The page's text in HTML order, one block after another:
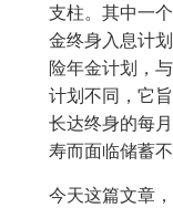
支柱。其中一
金终身入息计
险年金计划，
计划不同，它
长达终身的每
寿而面临储蓄不
今天这篇文章